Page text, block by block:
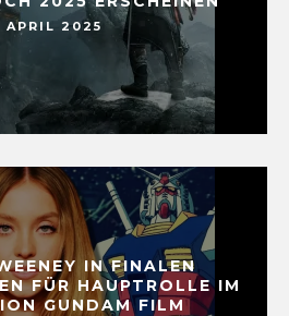
APRIL 2025
IN FINALEN
FÜR HAUPTROLLE IM
GUNDAM FILM